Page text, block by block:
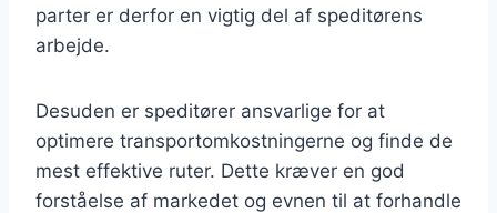
parter er derfor en vigtig del af speditørens
arbejde.
Desuden er speditører ansvarlige for at
optimere transportomkostningerne og finde de
mest effektive ruter. Dette kræver en god
forståelse af markedet og evnen til at forhandle